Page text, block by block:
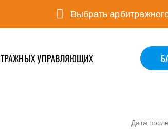
Выбрать
УПРАВЛЯЮЩИХ
Дата